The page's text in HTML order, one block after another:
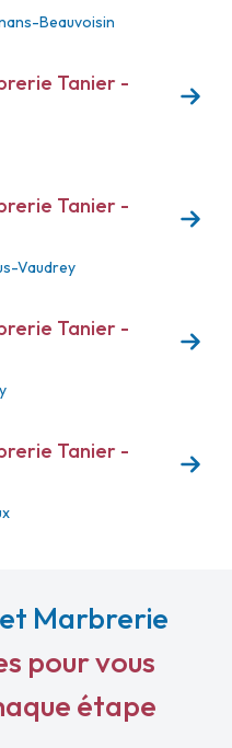
Beauvoisin
Tanier -
Tanier -
Vaudrey
Tanier -
Tanier -
Marbrerie
pour vous
étape